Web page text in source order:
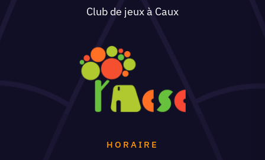
Club de jeux à Caux
HORAIRE